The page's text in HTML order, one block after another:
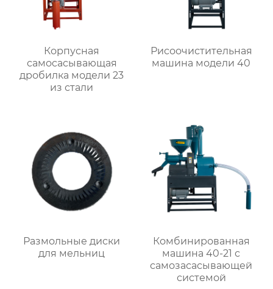
Корпусная
самоcасывающая
дробилка модели 23
из стали
Рисоочистительная
машина модели 40
Размольные диски
для мельниц
Комбинированная
машина 40-21 с
самозасасывающей
системой